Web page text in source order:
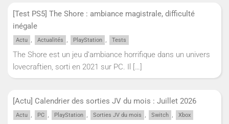
[Test PS5] The Shore : ambiance magistrale, difficulté
inégale
Actu , Actualités , PlayStation , Tests
The Shore est un jeu d’ambiance horrifique dans un univers
lovecraftien, sorti en 2021 sur PC. Il […]
[Actu] Calendrier des sorties JV du mois : Juillet 2026
Actu , PC , PlayStation , Sorties JV du mois , Switch , Xbox